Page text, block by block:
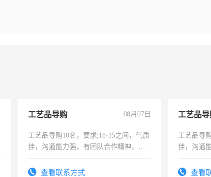
工艺品导购 08月07日
工艺品导购10名，要求;18-35之间，气质
佳，沟通能力强，有团队合作精神，有
查看联系方式
工艺品导
工艺品导
佳，沟通
查看